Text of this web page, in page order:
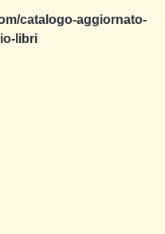
catalogo-aggiornato-
libri